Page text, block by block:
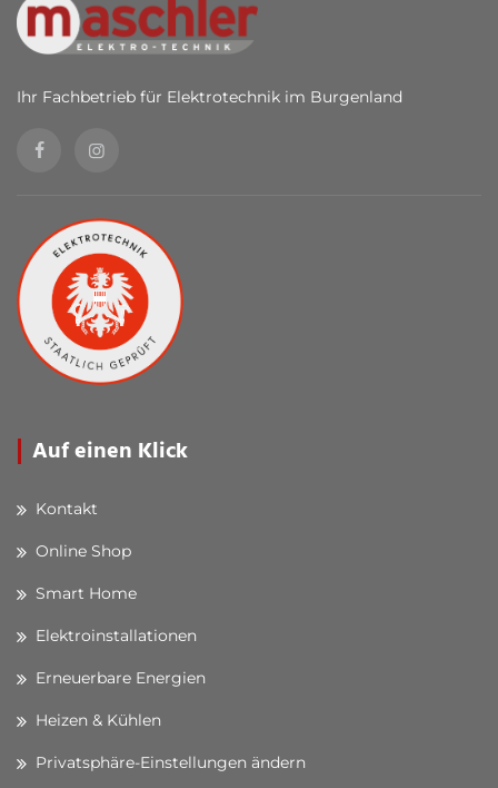
Ihr Fachbetrieb für Elektrotechnik im Burgenland
Auf einen Klick
Kontakt
Online Shop
Smart Home
Elektroinstallationen
Erneuerbare Energien
Heizen & Kühlen
Privatsphäre-Einstellungen ändern